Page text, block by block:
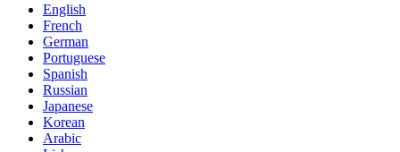
English
French
German
Portuguese
Spanish
Russian
Japanese
Korean
Arabic